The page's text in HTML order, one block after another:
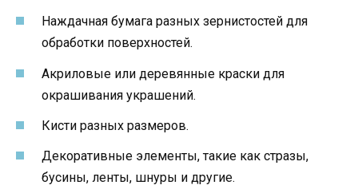
Наждачная бумага разных зернистостей для
обработки поверхностей.
Акриловые или деревянные краски для
окрашивания украшений.
Кисти разных размеров.
Декоративные элементы, такие как стразы,
бусины, ленты, шнуры и другие.